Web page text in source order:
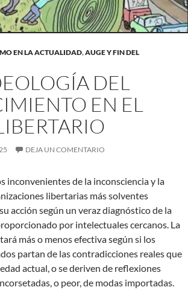
EN LA ACTUALIDAD,AUGE Y FIN DEL
DEL
EN EL
DEJA UN COMENTARIO
inconvenientes de la inconsciencia y la
libertarias más solventes
acción según un veraz diagnóstico de la
por intelectuales cercanos. La
más o menos efectiva según si los
partan de las contradicciones reales que
actual, o se deriven de reflexiones
o peor, de modas importadas.